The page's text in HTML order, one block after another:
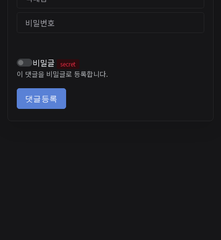
비밀번호
비밀글 secret
이 댓글을 비밀글로 등록합니다.
댓글등록